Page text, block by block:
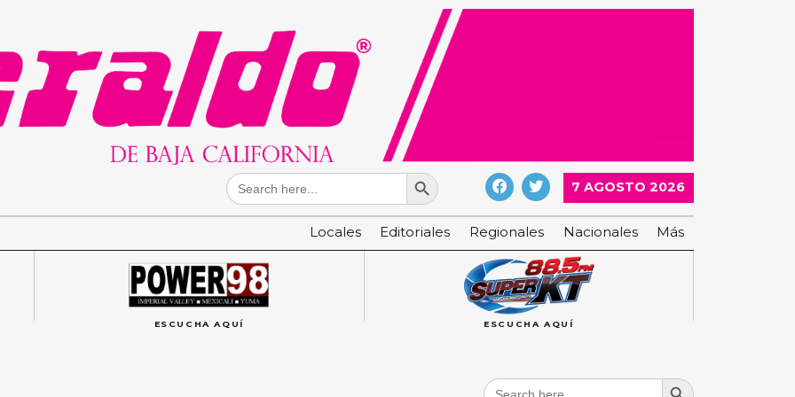
Search
for:
Search Button
7 AGOSTO 2026
Locales Editoriales Regionales Nacionales Más
ESCUCHA AQUÍ ESCUCHA AQUÍ
Search
Search Button